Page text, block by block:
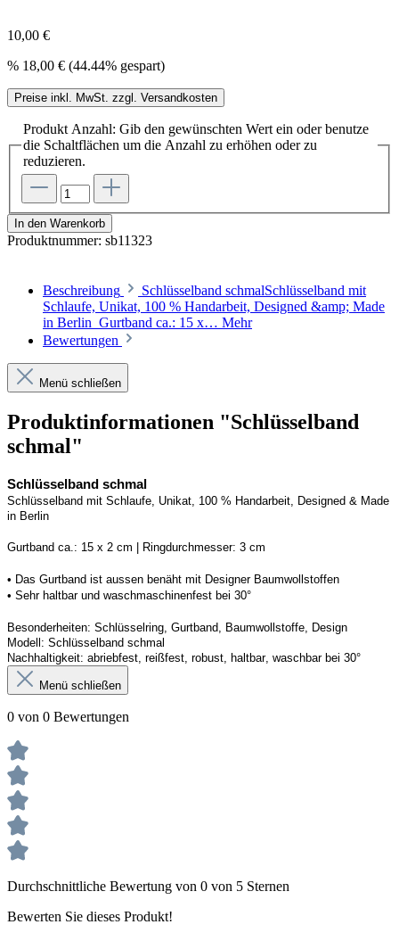
10,00 €
% 18,00 € (44.44% gespart)
Preise inkl. MwSt. zzgl. Versandkosten
Produkt Anzahl: Gib den gewünschten Wert ein oder benutze
die Schaltflächen um die Anzahl zu erhöhen oder zu
reduzieren.
In den Warenkorb
Produktnummer: sb11323
Beschreibung
Schlüsselband schmalSchlüsselband mit
Schlaufe, Unikat, 100 % Handarbeit, Designed &amp; Made
in Berlin Gurtband ca.: 15 x… Mehr
Bewertungen
Menü schließen
Produktinformationen "Schlüsselband
schmal"
Schlüsselband schmal
Schlüsselband mit Schlaufe, Unikat, 100 % Handarbeit, Designed & Made
in Berlin
Gurtband ca.: 15 x 2 cm | Ringdurchmesser: 3 cm
• Das Gurtband ist aussen benäht mit Designer Baumwollstoffen
• Sehr haltbar und waschmaschinenfest bei 30°
Besonderheiten: Schlüsselring, Gurtband, Baumwollstoffe, Design
Modell: Schlüsselband schmal
Nachhaltigkeit: abriebfest, reißfest, robust, haltbar, waschbar bei 30°
Menü schließen
0 von 0 Bewertungen
Durchschnittliche Bewertung von 0 von 5 Sternen
Bewerten Sie dieses Produkt!